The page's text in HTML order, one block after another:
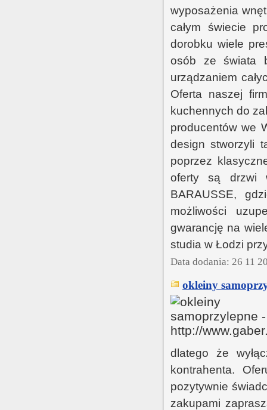
wyposażenia
całym świecie
dorobku wiele
osób ze świata
urządzaniem
Oferta naszej
kuchennych do
producentów we
design stworzyli
poprzez
oferty są drzwi
BARAUSSE,
możliwości
gwarancję na
studia w Łodzi
Data dodania: 26 11
okleiny
dlatego że
kontrahenta.
pozytywnie
zakupami